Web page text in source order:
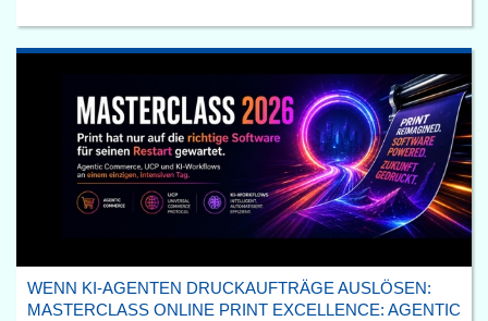
WENN KI-AGENTEN DRUCKAUFTRÄGE AUSLÖSEN:
MASTERCLASS ONLINE PRINT EXCELLENCE: AGENTIC